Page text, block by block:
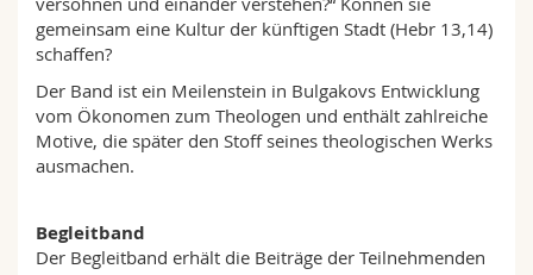
gemeinsam eine Kultur der künftigen Stadt (Hebr 13,14)
schaffen?
Der Band ist ein Meilenstein in Bulgakovs Entwicklung
vom Ökonomen zum Theologen und enthält zahlreiche
Motive, die später den Stoff seines theologischen Werks
ausmachen.
Begleitband
Der Begleitband erhält die Beiträge der Teilnehmenden